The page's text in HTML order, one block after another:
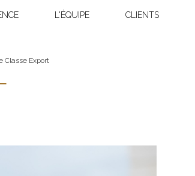
L'ÉQUIPE CLIENTS
Classe Export